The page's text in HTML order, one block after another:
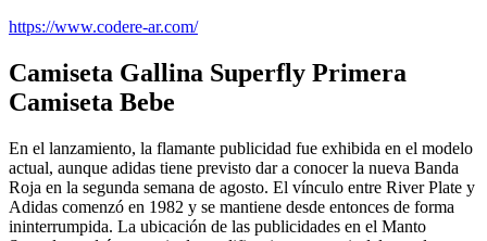
https://www.codere-ar.com/
Camiseta Gallina Superfly Primera
Camiseta Bebe
En el lanzamiento, la flamante publicidad fue exhibida en el modelo
actual, aunque adidas tiene previsto dar a conocer la nueva Banda
Roja en la segunda semana de agosto. El vínculo entre River Plate y
Adidas comenzó en 1982 y se mantiene desde entonces de forma
ininterrumpida. La ubicación de las publicidades en el Manto